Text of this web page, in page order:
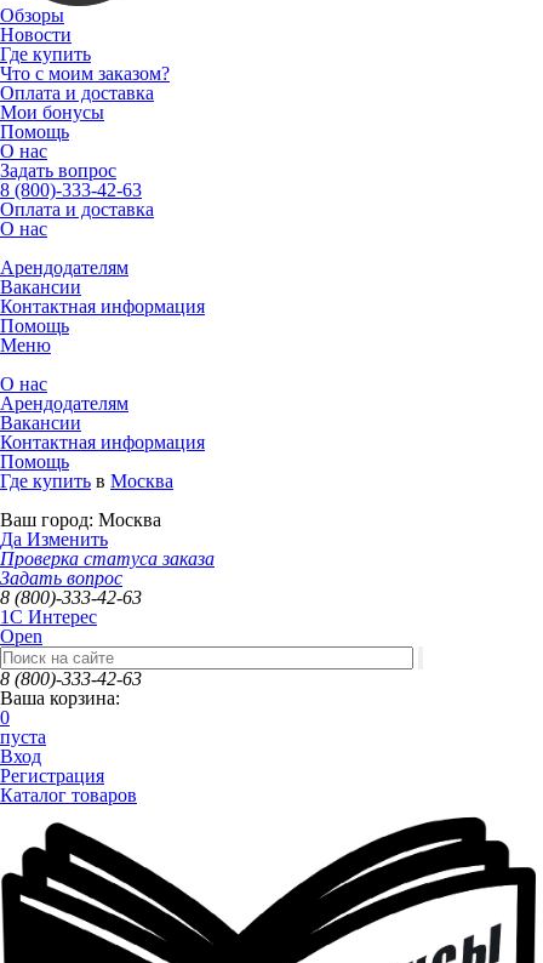
Обзоры
Новости
Где купить
Что с моим заказом?
Оплата и доставка
Мои бонусы
Помощь
О нас
Задать вопрос
8 (800)-333-42-63
Оплата и доставка
О нас
Арендодателям
Вакансии
Контактная информация
Помощь
Меню
О нас
Арендодателям
Вакансии
Контактная информация
Помощь
Где купить в Москва
Ваш город: Москва
Да Изменить
Проверка статуса заказа
Задать вопрос
8 (800)-333-42-63
1C Интерес
Open
8 (800)-333-42-63
Ваша корзина:
0
пуста
Вход
Регистрация
Каталог товаров